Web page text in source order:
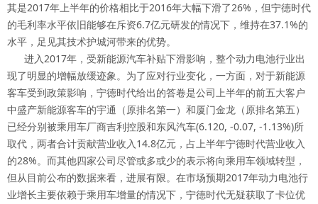
其是2017年上半年的价格相比于2016年大幅下滑了26%，但宁德时代
的毛利率水平依旧能够在斥资6.7亿元研发的情况下，维持在37.1%的
水平，足见其技术护城河带来的优势。
进入2017年，受新能源汽车补贴下滑影响，整个动力电池行业出
现了明显的增幅放缓迹象。为了应对行业变化，一方面，对于新能源
客车受到政策影响，宁德时代给出的答卷是公司上半年的前五大客户
中盛产新能源客车的宇通（原排名第一）和厦门金龙（原排名第五）
已经分别被乘用车厂商吉利控股和东风汽车(6.120, -0.07, -1.13%)所
取代，两者合计贡献营业收入14.8亿元，占上半年宁德时代营业收入
的28%。而其他四家公司尽管或多或少的表示将向乘用车领域转型，
但从目前公布的数据来看，进展有限。在市场预期2017年动力电池行
业增长主要依赖于乘用车增量的情况下，宁德时代无疑获取了卡位优